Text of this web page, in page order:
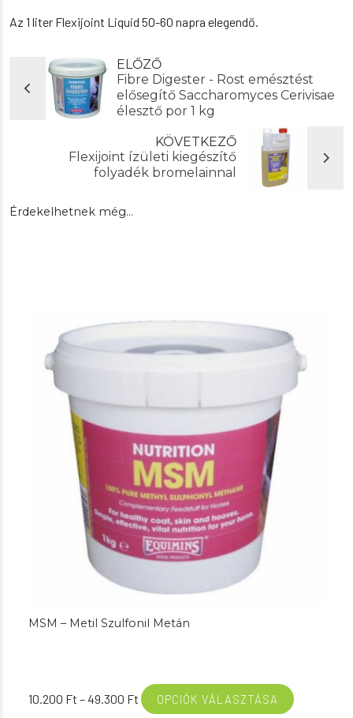
Az 1 liter Flexijoint Liquid 50-60 napra elegendő.
ELŐZŐ
Fibre Digester - Rost emésztést
elősegítő Saccharomyces Cerivisae
élesztő por 1 kg
KÖVETKEZŐ
Flexijoint ízületi kiegészítő
folyadék bromelainnal
Érdekelhetnek még…
MSM – Metil Szulfonil Metán
10.200 Ft –49.300 Ft Ártartomány:
10.200 Ft
OPCIÓK VÁLASZTÁSA